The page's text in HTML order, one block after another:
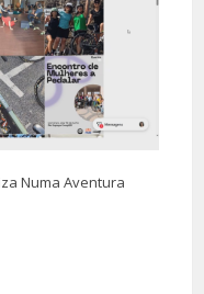
Numa Aventura